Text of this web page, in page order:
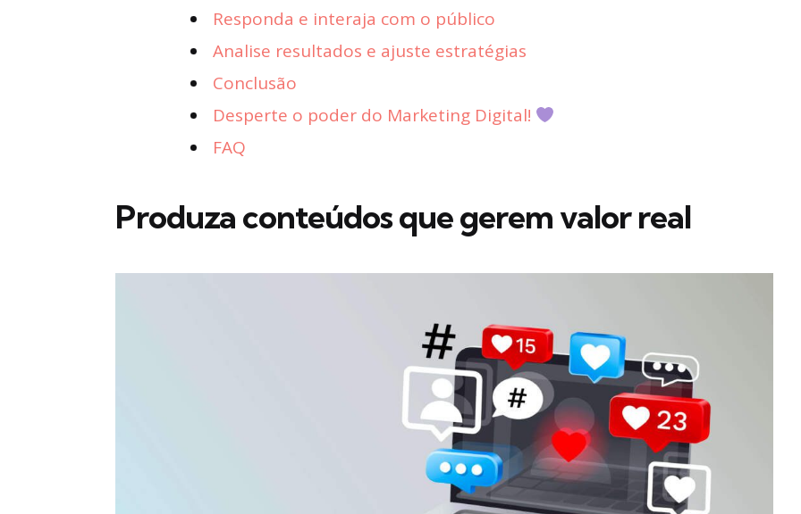
Responda e interaja com o público
Analise resultados e ajuste estratégias
Conclusão
Desperte o poder do Marketing Digital!
FAQ
Produza conteúdos que gerem valor real